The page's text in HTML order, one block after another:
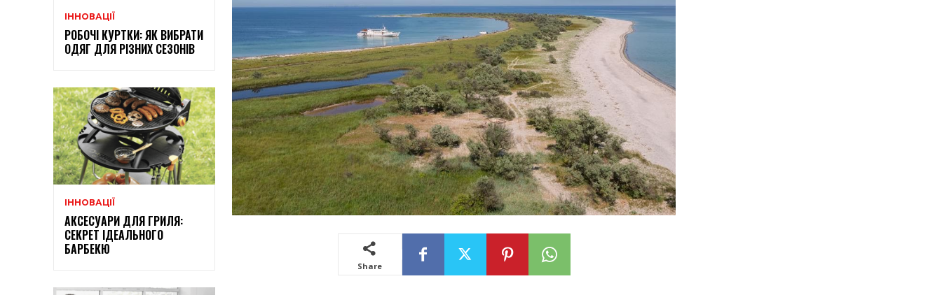
ІННОВАЦІЇ
РОБОЧІ КУРТКИ: ЯК ВИБРАТИ
ОДЯГ ДЛЯ РІЗНИХ СЕЗОНІВ
ІННОВАЦІЇ
АКСЕСУАРИ ДЛЯ ГРИЛЯ:
СЕКРЕТ ІДЕАЛЬНОГО
БАРБЕКЮ
Share